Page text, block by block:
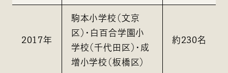
2017年
駒本小学校（文京
区）・白百合学園小
学校（千代田区）・成
増小学校（板橋区）
約230名